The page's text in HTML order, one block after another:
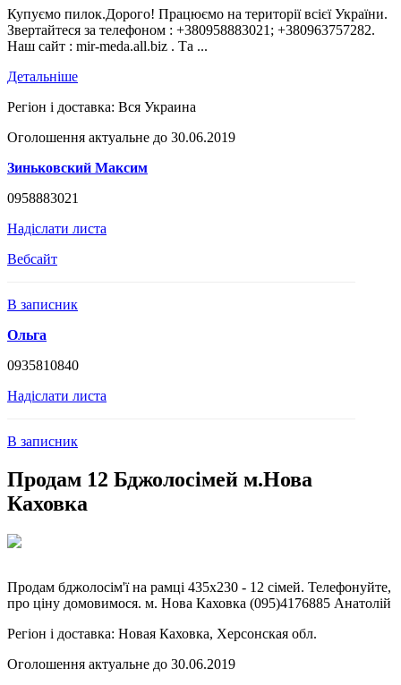
Купуємо пилок.Дорого! Працюємо на території всієї України.
Звертайтеся за телефоном : +380958883021; +380963757282.
Наш сайт : mir-meda.all.biz . Та ...
Детальніше
Регіон і доставка: Вся Украина
Оголошення актуальне до 30.06.2019
Зиньковский Максим
0958883021
Надіслати листа
Вебсайт
В записник
Ольга
0935810840
Надіслати листа
В записник
Продам 12 Бджолосімей м.Нова
Каховка
Продам бджолосім'ї на рамці 435х230 - 12 сімей. Телефонуйте,
про ціну домовимося. м. Нова Каховка (095)4176885 Анатолій
Регіон і доставка: Новая Каховка, Херсонская обл.
Оголошення актуальне до 30.06.2019